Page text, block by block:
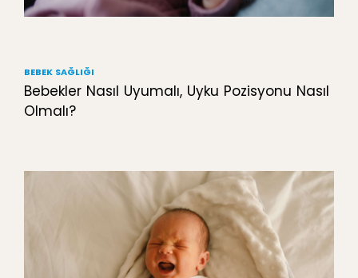
BEBEK SAĞLIĞI
Bebekler Nasıl Uyumalı, Uyku Pozisyonu Nasıl
Olmalı?